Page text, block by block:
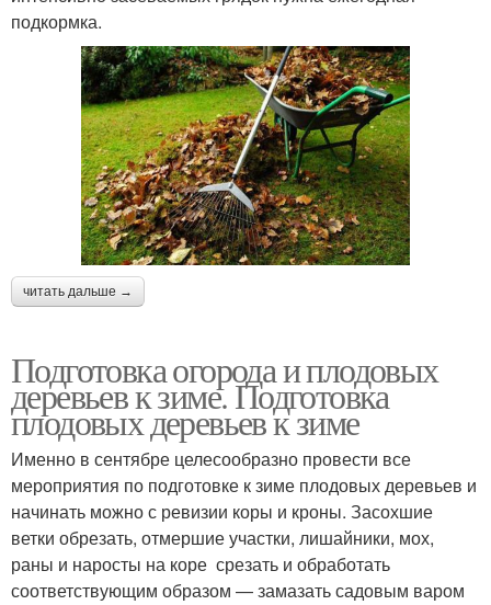
подкормка.
читать дальше →
Подготовка огорода и плодовых
деревьев к зиме. Подготовка
плодовых деревьев к зиме
Именно в сентябре целесообразно провести все
мероприятия по подготовке к зиме плодовых деревьев и
начинать можно с ревизии коры и кроны. Засохшие
ветки обрезать, отмершие участки, лишайники, мох,
раны и наросты на коре срезать и обработать
соответствующим образом — замазать садовым варом